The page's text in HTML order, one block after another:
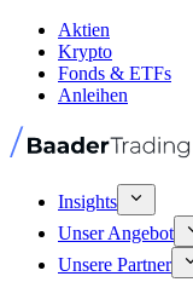
Aktien
Krypto
Fonds & ETFs
Anleihen
Insights
Unser Angebot
Unsere Partner